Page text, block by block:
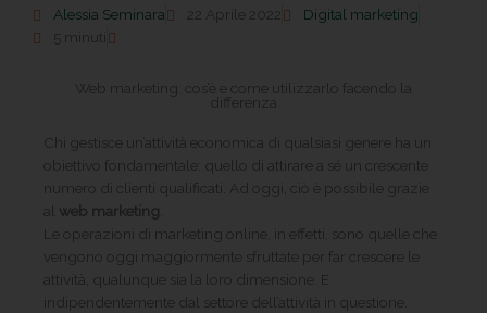
Alessia Seminara 22 Aprile 2022
Digital marketing
5 minuti
Web marketing: cos’è e come utilizzarlo facendo la
differenza
Chi gestisce un’attività economica di qualsiasi genere ha un
obiettivo fondamentale: quello di attirare a sé un crescente
numero di clienti qualificati. Ad oggi, ciò è possibile grazie
al web marketing
Le operazioni di marketing online, in effetti, sono quelle che
vengono oggi maggiormente sfruttate per far crescere le
attività, qualunque sia la loro dimensione. E
indipendentemente dal settore dell’attività in questione.